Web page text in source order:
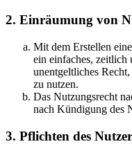
2. Einräumung von
Mit dem Erstellen
ein einfaches, zeitlich
unentgeltliches
zu nutzen.
Das Nutzungsrecht
nach Kündigung des
3. Pflichten des